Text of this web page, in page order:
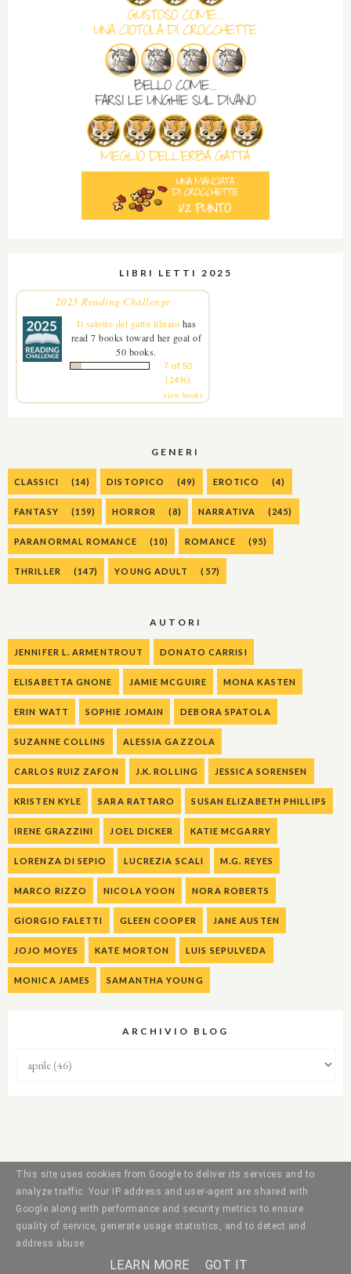
LIBRI LETTI 2025
2025 Reading Challenge
Il salotto del gatto libraio has
read 7 books toward her goal of
50 books.
7 of 50
(14%)
view books
GENERI
CLASSICI (14) DISTOPICO (49) EROTICO (4)
FANTASY (159) HORROR (8) NARRATIVA (245)
PARANORMAL ROMANCE (10) ROMANCE (95)
THRILLER (147) YOUNG ADULT (57)
AUTORI
JENNIFER L. ARMENTROUT DONATO CARRISI
ELISABETTA GNONE JAMIE MCGUIRE MONA KASTEN
ERIN WATT SOPHIE JOMAIN DEBORA SPATOLA
SUZANNE COLLINS ALESSIA GAZZOLA
CARLOS RUIZ ZAFON J.K. ROLLING JESSICA SORENSEN
KRISTEN KYLE SARA RATTARO SUSAN ELIZABETH PHILLIPS
IRENE GRAZZINI JOEL DICKER KATIE MCGARRY
LORENZA DI SEPIO LUCREZIA SCALI M.G. REYES
MARCO RIZZO NICOLA YOON NORA ROBERTS
GIORGIO FALETTI GLEEN COOPER JANE AUSTEN
JOJO MOYES KATE MORTON LUIS SEPULVEDA
MONICA JAMES SAMANTHA YOUNG
ARCHIVIO BLOG
This site uses cookies from Google to deliver its services and to
analyze traffic. Your IP address and user-agent are shared with
Google along with performance and security metrics to ensure
quality of service, generate usage statistics, and to detect and
address abuse.
LEARN MORE GOT IT